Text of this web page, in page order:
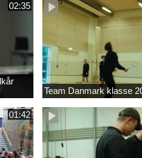
02:35
Team Danmark klasse
01:42